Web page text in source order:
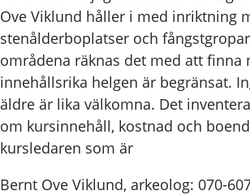
Ove Viklund håller i med inriktning
stenålderboplatser och
områdena räknas det med att
innehållsrika helgen är begränsat.
äldre är lika välkomna. Det
om kursinnehåll, kostnad och
kursledaren som är
Bernt Ove Viklund,